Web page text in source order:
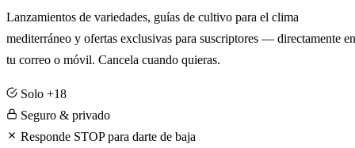
Lanzamientos de variedades, guías de cultivo para el clima
mediterráneo y ofertas exclusivas para suscriptores — directamente en
tu correo o móvil. Cancela cuando quieras.
Solo +18
Seguro & privado
Responde STOP para darte de baja